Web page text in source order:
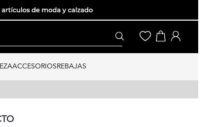
ACCESORIOSREBAJAS